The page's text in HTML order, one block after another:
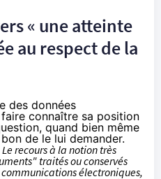
« une atteinte
au respect de la
des données
connaître sa position
quand bien même
de le lui demander.
Le recours à la notion très
traités ou conservés
électroniques,